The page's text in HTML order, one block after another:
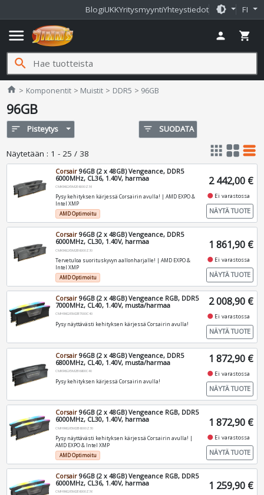
BlogiUKKYritysmyyntiYhteystiedot brightness_medium FI
menu person shopping_cart
search
home Jimms.fi
Komponentit Muistit DDR5 96GB
96GB
sort Pisteytys filter_list SUODATA
Näytetään : 1 - 25 / 38 apps grid_view table_rows
Corsair 96GB (2 x 48GB) Vengeance, DDR5
6000MHz, CL36, 1.40V, harmaa
CMK96GX5M2E6000Z36
Pysy kehityksen kärjessä Corsairin avulla! | AMD EXPO &
Intel XMP
AMD Optimoitu
2 442,00 €
fiber_manual_record Ei varastossa
NÄYTÄ TUOTE
Corsair 96GB (2 x 48GB) Vengeance, DDR5
6000MHz, CL30, 1.40V, harmaa
CMK96GX5M2B6000Z30
Tervetuloa suorituskyvyn aallonharjalle! | AMD EXPO &
Intel XMP
AMD Optimoitu
1 861,90 €
fiber_manual_record Ei varastossa
NÄYTÄ TUOTE
Corsair 96GB (2 x 48GB) Vengeance RGB, DDR5
7000MHz, CL40, 1.40V, musta/harmaa
CMH96GX5M2B7000C40
Pysy näyttävästi kehityksen kärjessä Corsairin avulla!
2 008,90 €
fiber_manual_record Ei varastossa
NÄYTÄ TUOTE
Corsair 96GB (2 x 48GB) Vengeance, DDR5
6800MHz, CL40, 1.40V, musta/harmaa
CMK96GX5M2B6800C40
Pysy kehityksen kärjessä Corsairin avulla!
1 872,90 €
fiber_manual_record Ei varastossa
NÄYTÄ TUOTE
Corsair 96GB (2 x 48GB) Vengeance RGB, DDR5
6000MHz, CL30, 1.40V, harmaa
CMH96GX5M2B6000Z30
Pysy näyttävästi kehityksen kärjessä Corsairin avulla! |
AMD EXPO & Intel XMP
AMD Optimoitu
1 872,90 €
fiber_manual_record Ei varastossa
NÄYTÄ TUOTE
Corsair 96GB (2 x 48GB) Vengeance RGB, DDR5
6000MHz, CL36, 1.40V, harmaa
CMH96GX5M2E6000Z36 1 259,90 €